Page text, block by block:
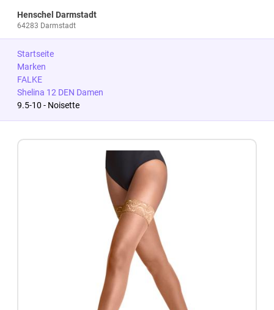
Henschel Darmstadt
64283 Darmstadt
Startseite
Marken
FALKE
Shelina 12 DEN Damen
9.5-10 - Noisette
Zur Produktbeschreibung springen